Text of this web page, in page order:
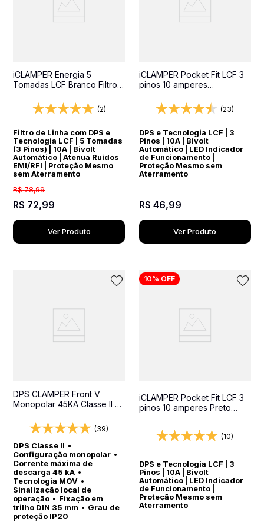
iCLAMPER Energia 5
Tomadas LCF Branco Filtro
DPS Bivolt
(2)
Filtro de Linha com DPS e
Tecnologia LCF | 5 Tomadas
(3 Pinos) | 10A | Bivolt
Automático | Atenua Ruídos
EMI/RFI | Proteção Mesmo
sem Aterramento
R$ 78,99
R$ 72,99
Ver Produto
iCLAMPER Pocket Fit LCF 3
pinos 10 amperes
Elétrico DPS Bivolt
(23)
DPS e Tecnologia LCF | 3
Pinos | 10A | Bivolt
Automático | LED Indicador
de Funcionamento |
Proteção Mesmo sem
Aterramento
R$ 46,99
Ver Produto
DPS CLAMPER Front V
Monopolar 45KA Classe II -
quadros elétricos
(39)
DPS Classe II •
Configuração monopolar •
Corrente máxima de
descarga 45 kA •
Tecnologia MOV •
Sinalização local de
operação • Fixação em
trilho DIN 35 mm • Grau de
proteção IP20
10% OFF
iCLAMPER Pocket Fit LCF 3
pinos 10 amperes Preto
(10)
DPS e Tecnologia LCF | 3
Pinos | 10A | Bivolt
Automático | LED Indicador
de Funcionamento |
Proteção Mesmo sem
Aterramento